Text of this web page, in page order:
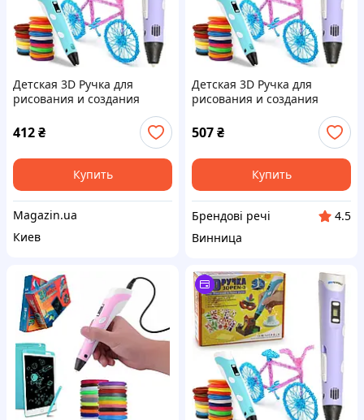
Детская 3D Ручка для
рисования и создания
объемных моделей 3DPen-3
с дисплеем + трафареты +
10 м пластика + подставка в
наборе
412₴
Купить
Magazin.ua
Киев
Детская 3D Ручка для
рисования и создания
объемных моделей 3DPen-3
с дисплеем + трафареты +
10 м пластика + подставка в
наборе
507₴
Купить
Брендові речі
4.5
Винница